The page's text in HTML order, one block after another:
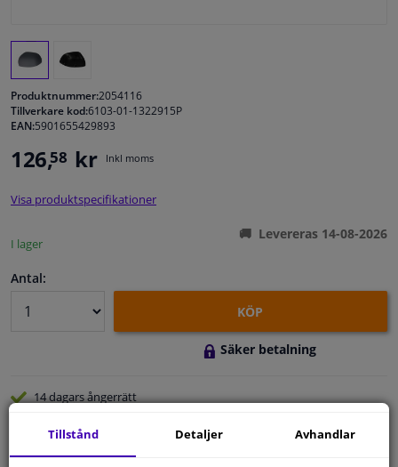
Fönster & Tillbehör
Bilvård & Tillbehör
Sensorer & Elsystem
Produktnummer:2054116
Tillverkare kod:6103-01-1322915P
EAN:5901655429893
126,58 kr Inkl moms
Visa produktspecifikationer
I lager
Levereras 14-08-2026
Antal:
KÖP
Säker betalning
14 dagarsångerrätt
Tillstånd Detaljer Avhandlar